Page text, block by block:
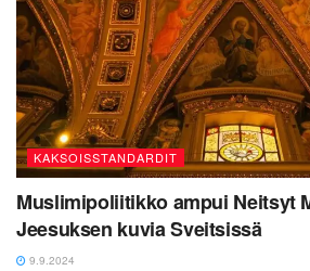
KAKSOISSTANDARDIT
Muslimipoliitikko ampui Neitsyt
Jeesuksen kuvia Sveitsissä
9.9.2024